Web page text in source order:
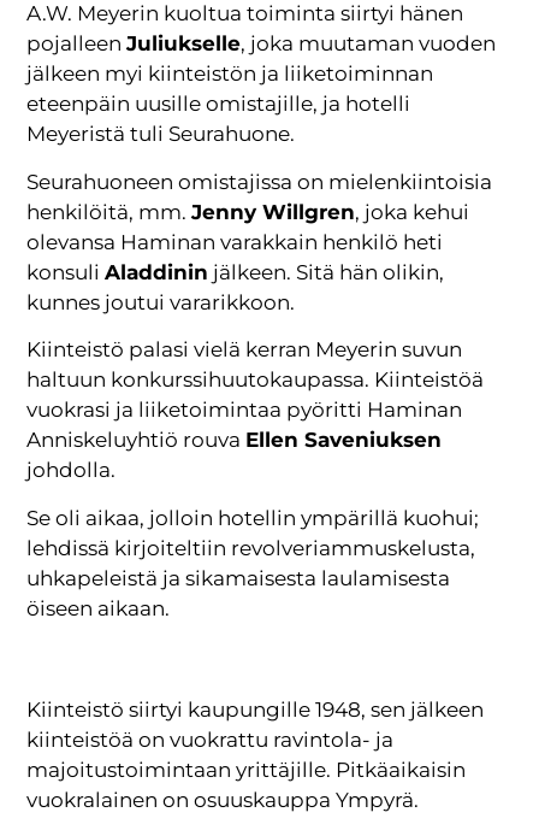
A.W. Meyerin kuoltua toiminta siirtyi hänen
pojalleenJuliukselle, joka muutaman vuoden
jälkeen myi kiinteistön ja liiketoiminnan
eteenpäin uusille omistajille, ja hotelli
Meyeristä tuli Seurahuone.
Seurahuoneen omistajissa on mielenkiintoisia
henkilöitä, mm.Jenny Willgren, joka kehui
olevansa Haminan varakkain henkilö heti
konsuliAladdinin jälkeen. Sitä hän olikin,
kunnes joutui vararikkoon.
Kiinteistö palasi vielä kerran Meyerin suvun
haltuun konkurssihuutokaupassa. Kiinteistöä
vuokrasi ja liiketoimintaa pyöritti Haminan
Anniskeluyhtiö rouva Ellen Saveniuksen
johdolla.
Se oli aikaa, jolloin hotellin ympärillä kuohui;
lehdissä kirjoiteltiin revolveriammuskelusta,
uhkapeleistä ja sikamaisesta laulamisesta
öiseen aikaan.
Kiinteistö siirtyi kaupungille 1948, sen jälkeen
kiinteistöä on vuokrattu ravintola- ja
majoitustoimintaan yrittäjille. Pitkäaikaisin
vuokralainen on osuuskauppa Ympyrä.